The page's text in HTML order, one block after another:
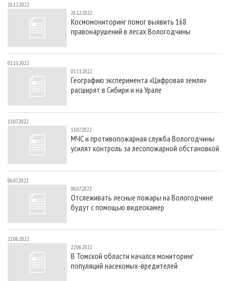
26.12.2022
26.12.2022
Космомониторинг помог выявить 168
правонарушений в лесах Вологодчины
01.11.2022
01.11.2022
Географию эксперимента «Цифровая земля»
расширят в Сибири и на Урале
13.07.2022
13.07.2022
МЧС и противопожарная служба Вологодчины
усилят контроль за лесопожарной обстановкой
06.07.2022
06.07.2022
Отслеживать лесные пожары на Вологодчине
будут с помощью видеокамер
22.06.2022
22.06.2022
В Томской области начался мониторинг
популяций насекомых-вредителей